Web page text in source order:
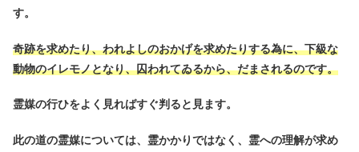
す。
奇跡を求めたり、われよしのおかげを求めたりする為に、下級な
動物のイレモノとなり、囚われてゐるから、だまされるのです。
霊媒の行ひをよく見ればすぐ判ると見ます。
此の道の霊媒については、霊かかりではなく、霊への理解が求め